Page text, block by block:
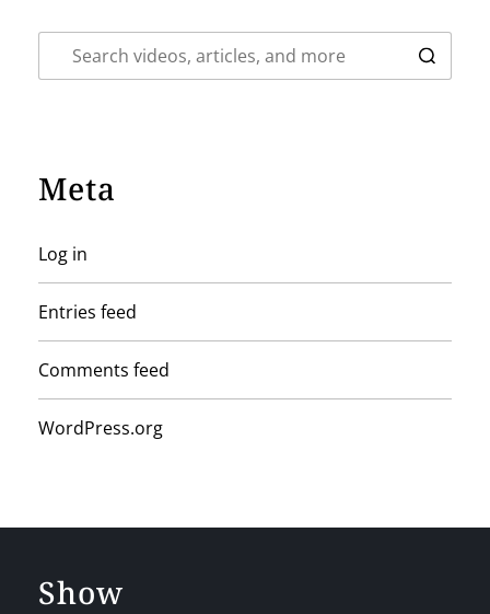
Meta
Log in
Entries feed
Comments feed
WordPress.org
Show